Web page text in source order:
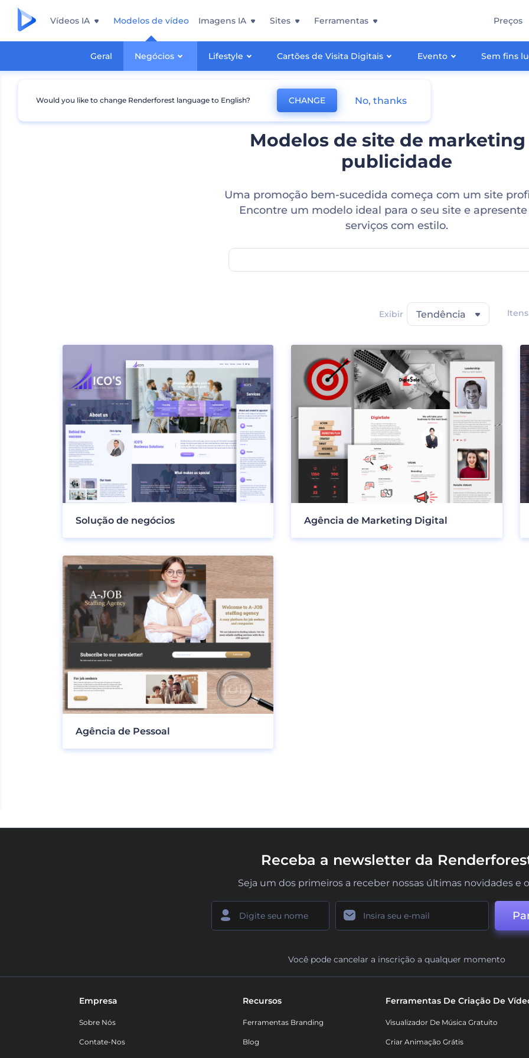
Vídeos IA Modelos de vídeo
Geral Negócios Lifestyle Cartões de Visita Digitais Evento Sem fins
Imagens IA Sites Ferramentas Preços
Modelos de site de marketing
publicidade
Uma promoção bem-sucedida começa com um site
Encontre um modelo ideal para o seu site e apresente
serviços com estilo.
Exibir Tendência
Solução de negócios Agência de Marketing Digital
Agência de Pessoal
Receba a newsletter da
Seja um dos primeiros a receber nossas últimas novidades e
Você pode cancelar a inscrição a qualquer momento
Empresa
Sobre Nós
Contate-Nos
Recursos
Ferramentas Branding
Blog
Ferramentas De Criação De
Visualizador De Música Gratuito
Criar Animação Grátis
Would you like to change Renderforest language to English? CHANGE No, thanks